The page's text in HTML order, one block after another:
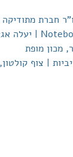
חברת
| צוף